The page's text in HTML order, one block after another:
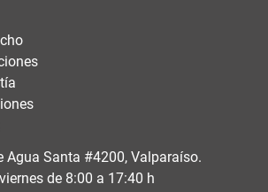
Agua Santa #4200, Valparaíso.
de 8:00 a 17:40 h